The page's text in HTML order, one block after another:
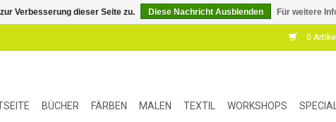
0
BÜCHER FÄRBEN MALEN TEXTIL WORKSHOPS
Verbesserung dieser Seite zu. Diese Nachricht Ausblenden Für weitere